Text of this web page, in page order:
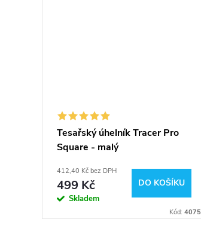
Tesařský úhelník Tracer Pro
Square - malý
412,40 Kč bez DPH
499 Kč
Skladem
DO KOŠÍKU
Kód: 4075